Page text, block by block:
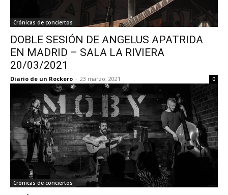
Crónicas de conciertos
DOBLE SESIÓN DE ANGELUS APATRIDA
EN MADRID – SALA LA RIVIERA
20/03/2021
Diario de un Rockero - 23 marzo, 2021 0
Crónicas de conciertos